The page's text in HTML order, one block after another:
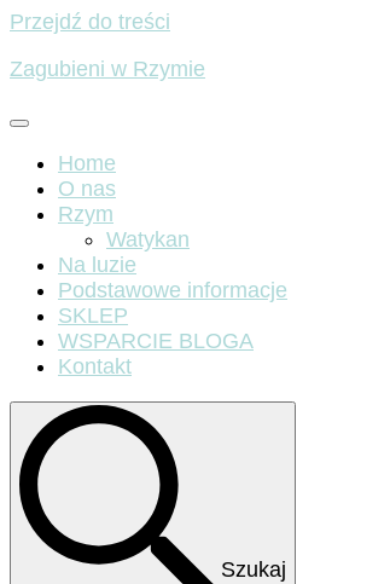
Przejdź do treści
Zagubieni w Rzymie
Home
O nas
Rzym
Watykan
Na luzie
Podstawowe informacje
SKLEP
WSPARCIE BLOGA
Kontakt
Szukaj